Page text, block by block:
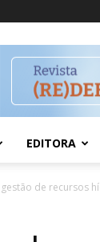
EDITORA
de recursos